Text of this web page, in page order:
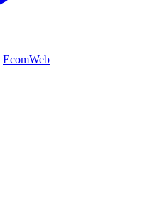
EcomWeb